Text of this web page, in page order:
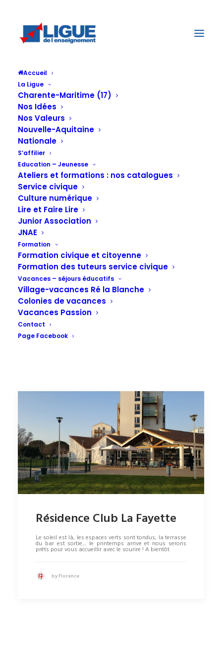
Accueil
La Ligue
Charente-Maritime (17)
Nos Idées
Nos Valeurs
Nouvelle-Aquitaine
Nationale
S’affilier
Education – Jeunesse
Ateliers et formations : nos catalogues
Service civique
Culture numérique
Lire et Faire Lire
Junior Association
JNAE
Formation
Formation civique et citoyenne
Formation des tuteurs service civique
Vacances – séjours éducatifs
Village-vacances Ré la Blanche
Colonies de vacances
Vacances Passion
Contact
Page Facebook
Jour : 24 avril,
2017
Résidence Club La Fayette
Le soleil est là, les espaces verts sont tondus, la terrasse
du bar est sortie.... le printemps arrive et nous serons
prêts pour vous accueillir avec le sourire ! A bientôt
by Florence